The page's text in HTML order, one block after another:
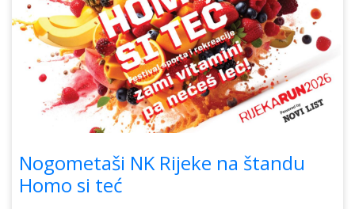
Nogometaši NK Rijeke na štandu
Homo si teć